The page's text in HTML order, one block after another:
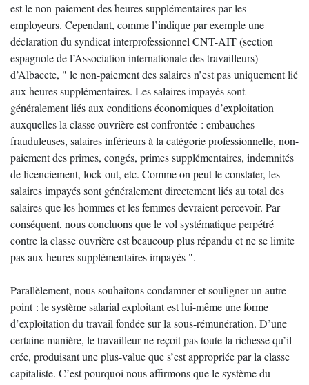
est le non-paiement des heures supplémentaires par les
employeurs. Cependant, comme l’indique par exemple une
déclaration du syndicat interprofessionnel CNT-AIT (section
espagnole de l’Association internationale des travailleurs)
d’Albacete, " le non-paiement des salaires n’est pas uniquement lié
aux heures supplémentaires. Les salaires impayés sont
généralement liés aux conditions économiques d’exploitation
auxquelles la classe ouvrière est confrontée : embauches
frauduleuses, salaires inférieurs à la catégorie professionnelle, non-
paiement des primes, congés, primes supplémentaires, indemnités
de licenciement, lock-out, etc. Comme on peut le constater, les
salaires impayés sont généralement directement liés au total des
salaires que les hommes et les femmes devraient percevoir. Par
conséquent, nous concluons que le vol systématique perpétré
contre la classe ouvrière est beaucoup plus répandu et ne se limite
pas aux heures supplémentaires impayés ".
Parallèlement, nous souhaitons condamner et souligner un autre
point : le système salarial exploitant est lui-même une forme
d’exploitation du travail fondée sur la sous-rémunération. D’une
certaine manière, le travailleur ne reçoit pas toute la richesse qu’il
crée, produisant une plus-value que s’est appropriée par la classe
capitaliste. C’est pourquoi nous affirmons que le système du